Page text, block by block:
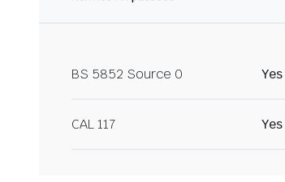
BS 5852 Source 0 Yes
CAL 117 Yes